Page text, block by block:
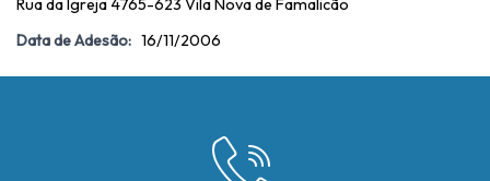
Rua da Igreja 4765-623 Vila Nova de Famalicão
Data de Adesão: 16/11/2006